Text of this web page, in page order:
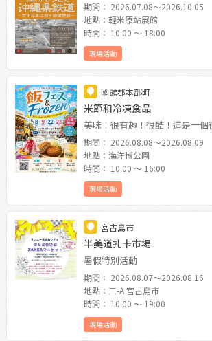
期間： 2026.07.08〜2026.10.05
地點：輕米原站展館
時間： 10:00 〜 18:00
現場活動
國頭郡本部町
米節和冷凍食品
美味！很有趣！很酷！這是一個
期間： 2026.08.08〜2026.08.09
地點：海洋博公園
時間： 10:00 〜 16:00
現場活動
宮古島市
半美道扎卡市場
暑假特別活動
期間： 2026.08.07〜2026.08.16
地點：三-A 宮古島市
時間： 10:00 〜 19:00
現場活動